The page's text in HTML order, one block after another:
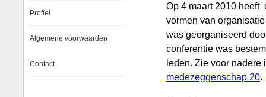
Profiel
Algemene voorwaarden
Contact
Op 4 maart 2010 heeft
vormen van
was georganiseerd
conferentie was
leden. Zie voor nadere
medezeggenschap 20.